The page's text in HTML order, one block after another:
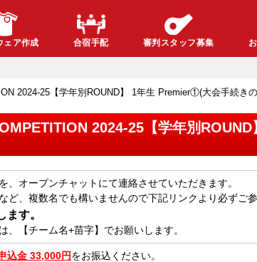
ェア作成 合宿手配 審判スタッフ募集
2024-25【学年別ROUND】 1年生 Premier①(大会手続きの
2024-25【学年別
、オープンチャットにて連絡させていただきます。
ど、複数名でも構いませんので下記リンクより必ずご参
す。
【チーム名+苗字】でお願いします。
込金 33,000円をお振込ください。